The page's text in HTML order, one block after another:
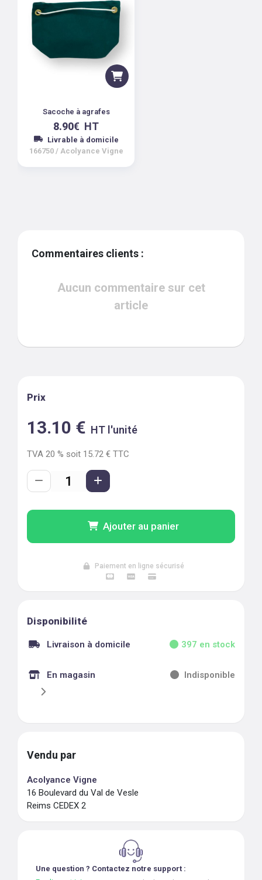
Sacoche à agrafes
8.90€ HT
Livrable à domicile
166750 / Acolyance Vigne
Commentaires clients :
Aucun commentaire sur cet
article
Prix
13.10 € HT l'unité
TVA 20 % soit 15.72 € TTC
Ajouter au panier
Paiement en ligne sécurisé
Disponibilité
Livraison à domicile 397 en stock
En magasin Indisponible
Vendu par
Acolyance Vigne
16 Boulevard du Val de Vesle
Reims CEDEX 2
Une question ? Contactez notre support :